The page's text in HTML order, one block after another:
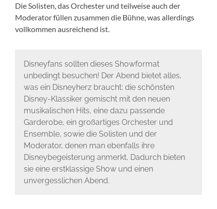
Die Solisten, das Orchester und teilweise auch der
Moderator füllen zusammen die Bühne, was allerdings
vollkommen ausreichend ist.
Disneyfans sollten dieses Showformat
unbedingt besuchen! Der Abend bietet alles,
was ein Disneyherz braucht: die schönsten
Disney-Klassiker gemischt mit den neuen
musikalischen Hits, eine dazu passende
Garderobe, ein großartiges Orchester und
Ensemble, sowie die Solisten und der
Moderator, denen man ebenfalls ihre
Disneybegeisterung anmerkt, Dadurch bieten
sie eine erstklassige Show und einen
unvergesslichen Abend.